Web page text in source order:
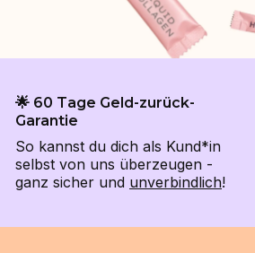
🌟 60 Tage Geld-zurück-
Garantie
So kannst du dich als Kund*in
selbst von uns überzeugen -
ganz sicher und unverbindlich!